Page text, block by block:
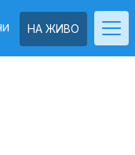
НА ЖИВО